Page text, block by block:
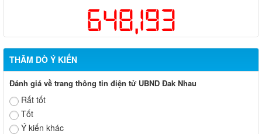
648,193
THĂM DÒ Ý KIẾN
Đánh giá về trang thông tin điện tử UBND Đak Nhau
Rất tốt
Tốt
Ý kiến khác